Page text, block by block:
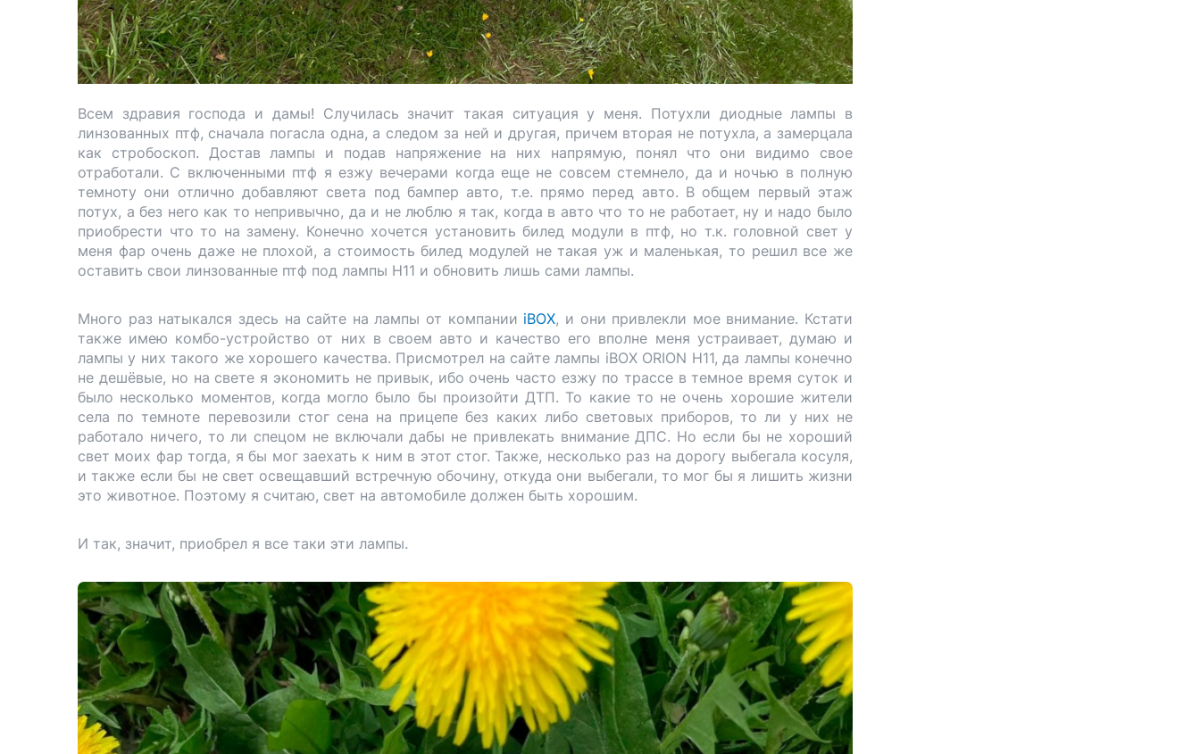
Всем здравия господа и дамы! Случилась значит такая ситуация у меня. Потухли диодные лампы в
линзованных птф, сначала погасла одна, а следом за ней и другая, причем вторая не потухла, а замерцала
как стробоскоп. Достав лампы и подав напряжение на них напрямую, понял что они видимо свое
отработали. С включенными птф я езжу вечерами когда еще не совсем стемнело, да и ночью в полную
темноту они отлично добавляют света под бампер авто, т.е. прямо перед авто. В общем первый этаж
потух, а без него как то непривычно, да и не люблю я так, когда в авто что то не работает, ну и надо было
приобрести что то на замену. Конечно хочется установить билед модули в птф, но т.к. головной свет у
меня фар очень даже не плохой, а стоимость билед модулей не такая уж и маленькая, то решил все же
оставить свои линзованные птф под лампы H11 и обновить лишь сами лампы.
Много раз натыкался здесь на сайте на лампы от компании iBOX, и они привлекли мое внимание. Кстати
также имею комбо-устройство от них в своем авто и качество его вполне меня устраивает, думаю и
лампы у них такого же хорошего качества. Присмотрел на сайте лампы iBOX ORION H11, да лампы конечно
не дешёвые, но на свете я экономить не привык, ибо очень часто езжу по трассе в темное время суток и
было несколько моментов, когда могло было бы произойти ДТП. То какие то не очень хорошие жители
села по темноте перевозили стог сена на прицепе без каких либо световых приборов, то ли у них не
работало ничего, то ли спецом не включали дабы не привлекать внимание ДПС. Но если бы не хороший
свет моих фар тогда, я бы мог заехать к ним в этот стог. Также, несколько раз на дорогу выбегала косуля,
и также если бы не свет освещавший встречную обочину, откуда они выбегали, то мог бы я лишить жизни
это животное. Поэтому я считаю, свет на автомобиле должен быть хорошим.
И так, значит, приобрел я все таки эти лампы.